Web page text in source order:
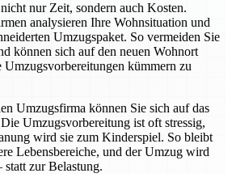
nur Zeit, sondern auch Kosten.
analysieren Ihre Wohnsituation und
Umzugspaket. So vermeiden Sie
können sich auf den neuen Wohnort
Umzugsvorbereitungen kümmern zu
Umzugsfirma können Sie sich auf das
Umzugsvorbereitung ist oft stressig,
wird sie zum Kinderspiel. So bleibt
Lebensbereiche, und der Umzug wird
zur Belastung.